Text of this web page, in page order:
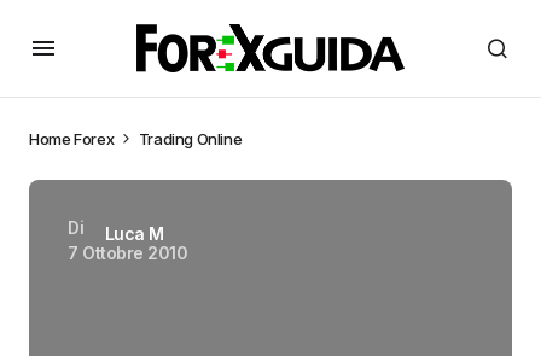
HomeForex Trading Online
Di
Luca M
7 Ottobre 2010